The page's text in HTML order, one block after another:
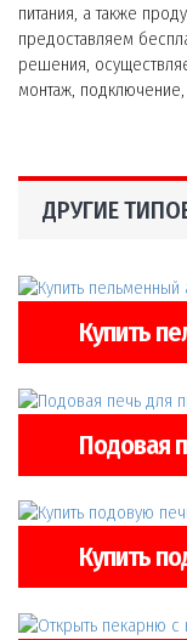
питания, а также
предоставляем
решения,
монтаж,
ДРУГИЕ
Купить
Подовая
Купить